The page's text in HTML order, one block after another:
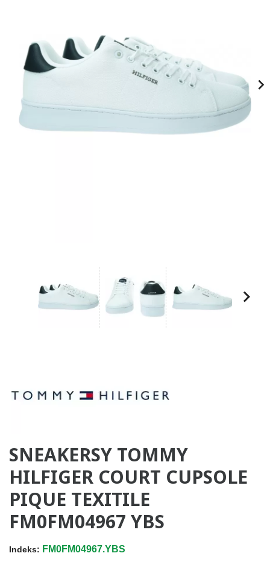

SNEAKERSY TOMMY
HILFIGER COURT CUPSOLE
PIQUE TEXITILE
FM0FM04967 YBS
Indeks: FM0FM04967.YBS